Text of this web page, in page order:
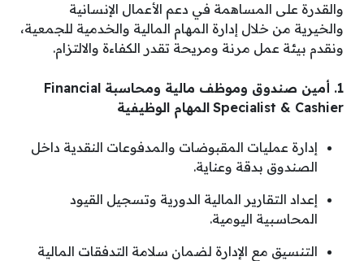
والقدرة على المساهمة في دعم الأعمال الإنسانية
والخيرية من خلال إدارة المهام المالية والخدمية للجمعية،
ونقدم بيئة عمل مرنة ومريحة تقدر الكفاءة والالتزام.
1. أمين صندوق وموظف مالية ومحاسبة Financial
Specialist & Cashier المهام الوظيفية
إدارة عمليات المقبوضات والمدفوعات النقدية داخل
الصندوق بدقة وعناية.
إعداد التقارير المالية الدورية وتسجيل القيود
المحاسبية اليومية.
التنسيق مع الإدارة لضمان سلامة التدفقات المالية